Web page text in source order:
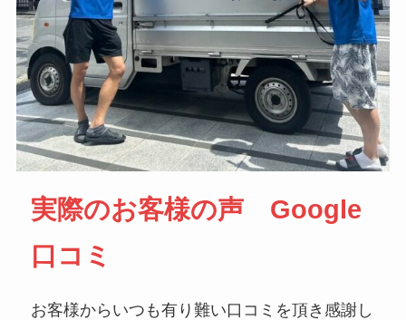
実際のお客様の声 Google
口コミ
お客様からいつも有り難い口コミを頂き感謝し